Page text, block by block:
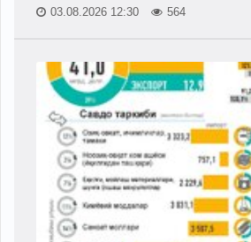
03.08.2026 12:30 564